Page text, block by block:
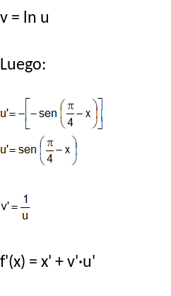
v = ln u
Luego:
f'(x) = x' + v'·u'